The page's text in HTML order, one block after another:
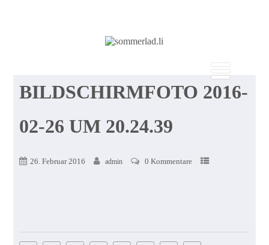
BILDSCHIRMFOTO 2016-
02-26 UM 20.24.39
26. Februar 2016 admin 0 Kommentare